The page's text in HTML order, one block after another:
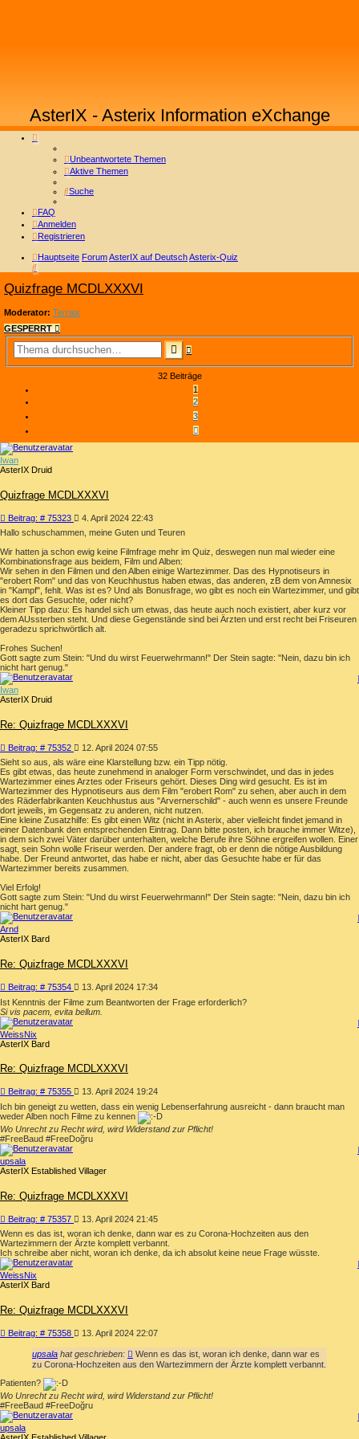
AsterIX - Asterix Information eXchange
Unbeantwortete Themen
Aktive Themen
Suche
FAQ
Anmelden
Registrieren
Hauptseite ForumAsterIX auf DeutschAsterix-Quiz
Suche
Quizfrage MCDLXXXVI
Moderator: Terraix
GESPERRT
SUCHEERWEITERTE
32 Beiträge
1
2
3
NÄCHSTE
Iwan
AsterIX Druid
Quizfrage MCDLXXXVI
Beitrag: # 75323Beitrag
4. April 2024 22:43
Hallo schuschammen, meine Guten und Teuren
Wir hatten ja schon ewig keine Filmfrage mehr im Quiz, deswegen nun mal wieder eine
Kombinationsfrage aus beidem, Film und Alben:
Wir sehen in den Filmen und den Alben einige Wartezimmer. Das des Hypnotiseurs in
"erobert Rom" und das von Keuchhustus haben etwas, das anderen, zB dem von Amnesix
in "Kampf", fehlt. Was ist es? Und als Bonusfrage, wo gibt es noch ein Wartezimmer, und gibt
es dort das Gesuchte, oder nicht?
Kleiner Tipp dazu: Es handel sich um etwas, das heute auch noch existiert, aber kurz vor
dem AUssterben steht. Und diese Gegenstände sind bei Ärzten und erst recht bei Friseuren
geradezu sprichwörtlich alt.
Frohes Suchen!
Gott sagte zum Stein: "Und du wirst Feuerwehrmann!" Der Stein sagte: "Nein, dazu bin ich
nicht hart genug."
Iwan
AsterIX Druid
Re: Quizfrage MCDLXXXVI
Beitrag: # 75352Beitrag12. April 2024 07:55
Sieht so aus, als wäre eine Klarstellung bzw. ein Tipp nötig.
Es gibt etwas, das heute zunehmend in analoger Form verschwindet, und das in jedes
Wartezimmer eines Arztes oder Friseurs gehört. Dieses Ding wird gesucht. Es ist im
Wartezimmer des Hypnotiseurs aus dem Film "erobert Rom" zu sehen, aber auch in dem
des Räderfabrikanten Keuchhustus aus "Arvernerschild" - auch wenn es unsere Freunde
dort jeweils, im Gegensatz zu anderen, nicht nutzen.
Eine kleine Zusatzhilfe: Es gibt einen Witz (nicht in Asterix, aber vielleicht findet jemand in
einer Datenbank den entsprechenden Eintrag. Dann bitte posten, ich brauche immer Witze),
in dem sich zwei Väter darüber unterhalten, welche Berufe ihre Söhne ergreifen wollen. Einer
sagt, sein Sohn wolle Friseur werden. Der andere fragt, ob er denn die nötige Ausbildung
habe. Der Freund antwortet, das habe er nicht, aber das Gesuchte habe er für das
Wartezimmer bereits zusammen.
Viel Erfolg!
Gott sagte zum Stein: "Und du wirst Feuerwehrmann!" Der Stein sagte: "Nein, dazu bin ich
nicht hart genug."
Arnd
AsterIX Bard
Re: Quizfrage MCDLXXXVI
Beitrag: # 75354 Beitrag
13. April 2024 17:34
Ist Kenntnis der Filme zum Beantworten der Frage erforderlich?
Si vis pacem, evita bellum.
WeissNix
AsterIX Bard
Re: Quizfrage MCDLXXXVI
Beitrag: # 75355Beitrag13. April 2024 19:24
Ich bin geneigt zu wetten, dass ein wenig Lebenserfahrung ausreicht - dann braucht man
weder Alben noch Filme zu kennen
Wo Unrecht zu Recht wird, wird Widerstand zur Pflicht!
#FreeBaud #FreeDoğru
upsala
AsterIX Established Villager
Re: Quizfrage MCDLXXXVI
Beitrag: # 75357Beitrag13. April 2024 21:45
Wenn es das ist, woran ich denke, dann war es zu Corona-Hochzeiten aus den
Wartezimmern der Ärzte komplett verbannt.
Ich schreibe aber nicht, woran ich denke, da ich absolut keine neue Frage wüsste.
WeissNix
AsterIX Bard
Re: Quizfrage MCDLXXXVI
Beitrag: # 75358Beitrag13. April 2024 22:07
upsala hat geschrieben:
Wenn es das ist, woran ich denke, dann war es
zu Corona-Hochzeiten aus den Wartezimmern der Ärzte komplett verbannt.
Patienten?
Wo Unrecht zu Recht wird, wird Widerstand zur Pflicht!
#FreeBaud #FreeDoğru
upsala